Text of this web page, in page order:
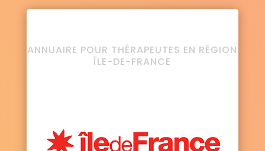
ANNUAIRE POUR THÉRAPEUTES EN RÉGION
ÎLE-DE-FRANCE